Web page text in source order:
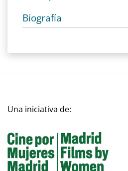
Biografía
Una iniciativa de: